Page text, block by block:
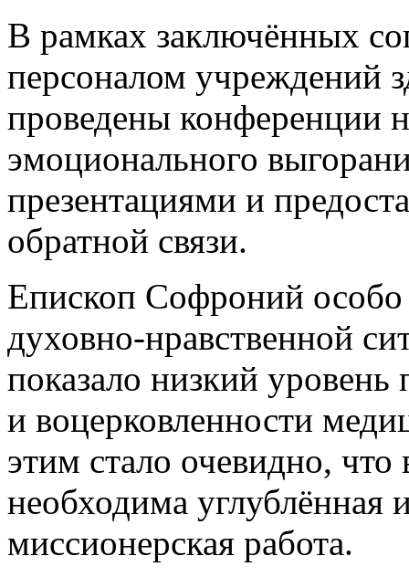
В рамках заключённых
персоналом учреждений
проведены конференции
эмоционального
презентациями и
обратной связи.
Епископ Софроний особо
духовно-нравственной
показало низкий
и воцерковленности
этим стало очевидно,
необходима углублённая
миссионерская работа.